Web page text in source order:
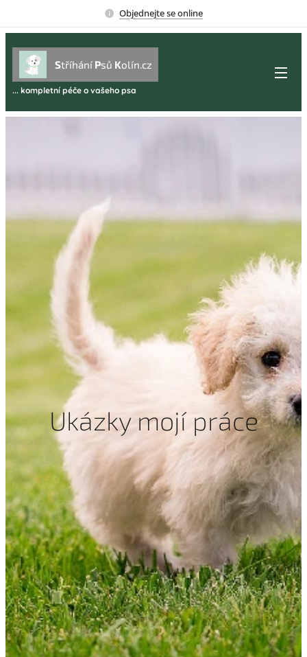
Objednejte se online
Stříhání Psů Kolín.cz
... kompletní péče o vašeho psa
Ukázky mojí práce